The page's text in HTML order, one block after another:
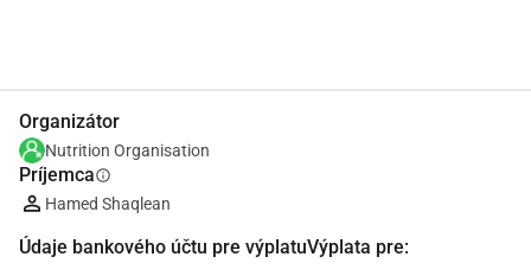
Organizátor
Nutrition Organisation
Príjemcainfo
Hamed Shaqlean
Údaje bankového účtu pre výplatuVýplata pre: